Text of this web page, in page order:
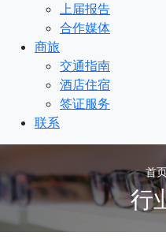
上届报告
合作媒体
商旅
交通指南
酒店住宿
签证服务
联系
首
行